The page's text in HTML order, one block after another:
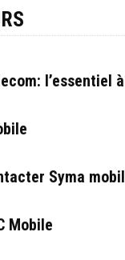
l’essentiel
Syma
Mobile